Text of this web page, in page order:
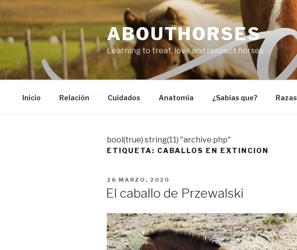
Saltar
al
contenido
ABOUTHORSES
Learning to treat, love and respect horses
Inicio Relación Cuidados Anatomía ¿Sabías que? Razas
bool(true) string(11) "archive.php"
ETIQUETA: CABALLOS EN EXTINCION
PUBLICADO
EL
26 MARZO, 2020
El caballo de Przewalski